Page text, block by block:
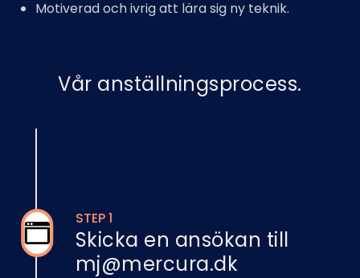
Motiverad och ivrig att lära sig ny teknik.
Vår anställningsprocess.
STEP 1
Skicka en ansökan till
mj@mercura.dk